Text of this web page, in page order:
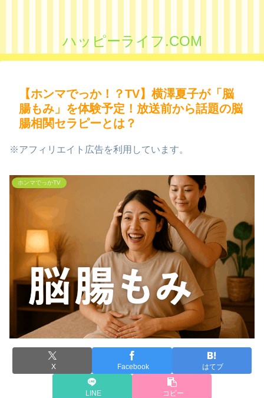
ハッピーライフ.COM
【ホンマでっか！？TV】横澤夏子が「脳
腸もみ」を体験予定！放送前から話題の脳
腸相関セラピーとは？
※アフィリエイト広告を利用しています。
ホンマでっかTV
X Facebook はてブ
LINE コピー